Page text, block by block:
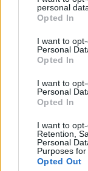
grant or deny
use your data
consent section.
personal
Opted In
I want to
Personal
Opted In
I want to
Personal
Opted In
I want to
Retention,
Personal
Purposes for
Opted Out
Adja meg
meg e-mail